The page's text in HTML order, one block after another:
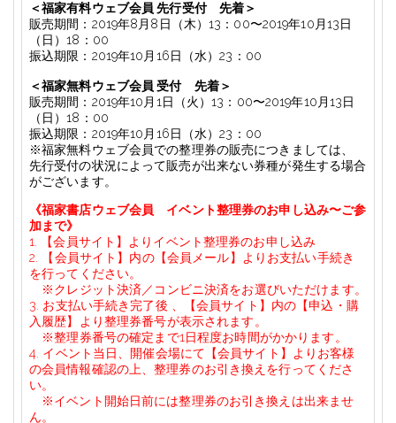
＜福家有料ウェブ会員 先行受付 先着＞
販売期間： 2019年8 月 8 日（木）13 ： 00〜2019年10 月13日
（日）18 ： 00
振込期限：2019年10月16日
（水）23 ： 00
＜福家無料ウェブ会員 受付 先着＞
販売期間： 2019年10 月 1 日（火）13 ： 00〜2019年10 月13日
（日）18 ： 00
振込期限：2019年10月16日
（水）23 ： 00
※福家無料ウェブ会員での整理券の販売につきましては、
先行受付の状況によって販売が出来ない券種が発生する場合
がございます。
《福家書店ウェブ会員 イベント整理券のお申し込み〜ご参
加まで》
1. 【会員サイト】よりイベント整理券のお申し込み
2.
【会員サイト】内の【会員メール】より お支払い手続き
を行ってください。
※クレジット決済／コンビニ決済をお選びいただけます。
3. お支払い手続き 完了後 【会員サイト】内の 【申込・購
入履歴】より整理券番号が表示されます。
※整理券番号の確定まで1 日程度お時間がかかります。
4. イベント当日、開催会場にて【会員サイト】よりお客様
の会員情報確認の上、整理券のお引き換えを行ってくださ
い。
※イベント開始日前には整理券のお引き換えは出来ませ
ん。